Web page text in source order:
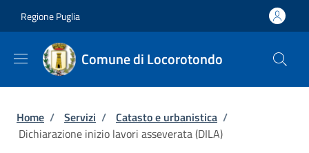
Regione Puglia
Comune di Locorotondo
Briciole di pane
Home / Servizi / Catasto e urbanistica /
Dichiarazione inizio lavori asseverata (DILA)